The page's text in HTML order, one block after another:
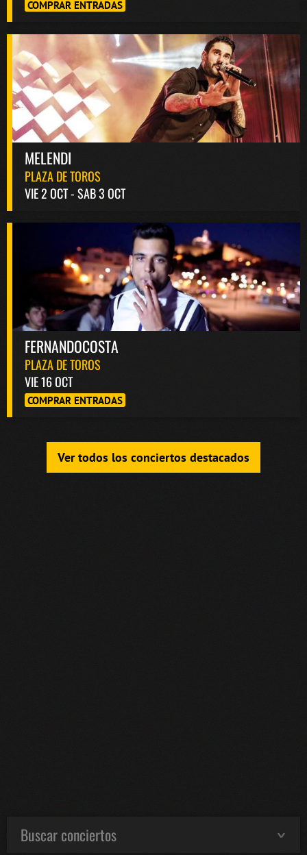
COMPRAR ENTRADAS
MELENDI
PLAZA DE TOROS
VIE 2 OCT - SAB 3 OCT
FERNANDOCOSTA
PLAZA DE TOROS
VIE 16 OCT
COMPRAR ENTRADAS
Ver todos los conciertos destacados
Buscar conciertos